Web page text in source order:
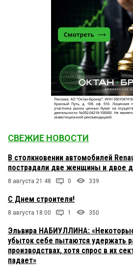
СВЕЖИЕ НОВОСТИ
В столкновении автомобилей
пострадали две женщины и двое
8 августа 21:48 0 339
С Днем строителя!
8 августа 18:00 1 350
Эльвира НАБИУЛЛИНА:
убыток себе пытаются удержать
производствах, хотя спрос в их
падает»